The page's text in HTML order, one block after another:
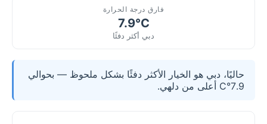
فارق درجة الحرارة
7.9°C
دبي أكثر دفئًا
حاليًا، دبي هو الخيار الأكثر دفئًا بشكل ملحوظ — بحوالي
7.9°C أعلى من دلهي.